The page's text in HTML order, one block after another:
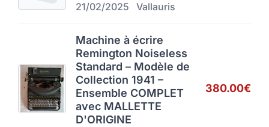
21/02/2025 Vallauris
Machine à écrire
Remington Noiseless
Standard – Modèle de
Collection 1941 –
Ensemble COMPLET
avec MALLETTE
D'ORIGINE
380.00€